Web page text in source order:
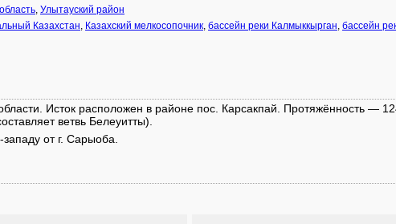
, Улытауский район
Казахстан, Казахский мелкосопочник, бассейн реки Калмыккырган, бассейн
Исток расположен в районе пос. Карсакпай. Протяжённость —
ветвь Белеуитты).
от г. Сарыоба.